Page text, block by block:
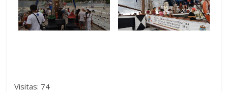
Visitas: 74